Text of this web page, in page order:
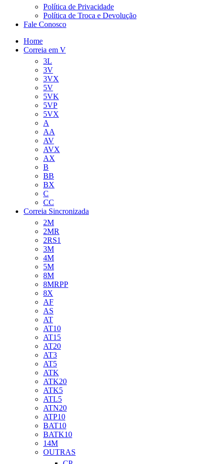
Política de Privacidade
Política de Troca e Devolução
Fale Conosco
Home
Correia em V
3L
3V
3VX
5V
5VK
5VP
5VX
A
AA
AV
AVX
AX
B
BB
BX
C
CC
Correia Sincronizada
2M
2MR
2RS1
3M
4M
5M
8M
8MRPP
8X
AF
AS
AT
AT10
AT15
AT20
AT3
AT5
ATK
ATK20
ATK5
ATL5
ATN20
ATP10
BAT10
BATK10
14M
OUTRAS